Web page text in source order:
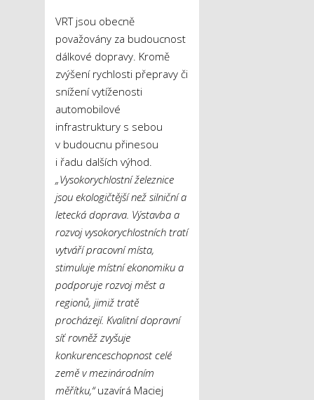
VRT jsou obecně
považovány za budoucnost
dálkové dopravy. Kromě
zvýšení rychlosti přepravy či
snížení vytíženosti
automobilové
infrastruktury s sebou
v budoucnu přinesou
i řadu dalších výhod.
„Vysokorychlostní železnice
jsou ekologičtější než silniční a
letecká doprava. Výstavba a
rozvoj vysokorychlostních tratí
vytváří pracovní místa,
stimuluje místní ekonomiku a
podporuje rozvoj měst a
regionů, jimiž tratě
procházejí. Kvalitní dopravní
síť rovněž zvyšuje
konkurenceschopnost celé
země v mezinárodním
měřítku,“uzavírá Maciej